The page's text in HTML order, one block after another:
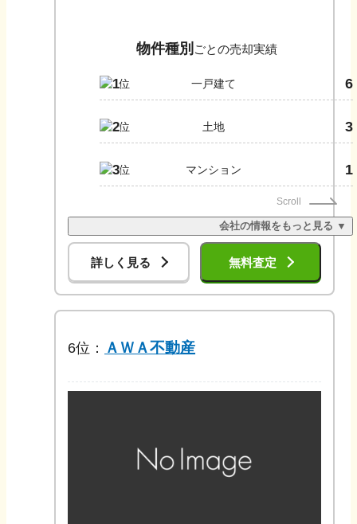
物件種別 ごとの売却実績
1 一戸建て 6
2 土地 3
3 マンション 1
Scroll
会社の情報をもっと見る ▼
詳しく見る 無料査定
6位： ＡＷＡ不動産